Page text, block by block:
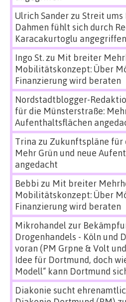
Ulrich Sanderzu Streit
Dahmen fühlt sich durch
Karacakurtoglu angegriffen
Ingo St.zu Mit breiter
Mobilitätskonzept: Über
Finanzierung wird beraten
Nordstadtblogger-
für die Münsterstraße:
Aufenthaltsflächen
Trina zu Zukunftspläne für
Mehr Grün und neue
angedacht
Bebbi zu Mit breiter
Mobilitätskonzept: Über
Finanzierung wird beraten
Mikrohandel zur
Drogenhandels - Köln und
voran (PM Grpne & Volt
Idee für Dortmund, doch
Modell“ kann Dortmund
Diakonie sucht